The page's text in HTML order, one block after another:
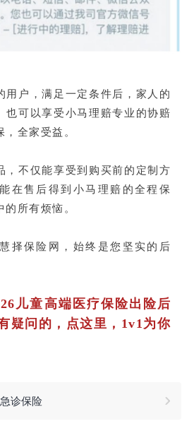
用户，满足一定条件后，家人的
也可以享受小马理赔专业的协赔
全家受益。
，不仅能享受到购买前的定制方
在售后得到小马理赔的全程保
所有烦恼。
择保险网，始终是您坚实的后
儿童高端医疗保险出险后
疑问的，点这里，1v1为你
诊保险